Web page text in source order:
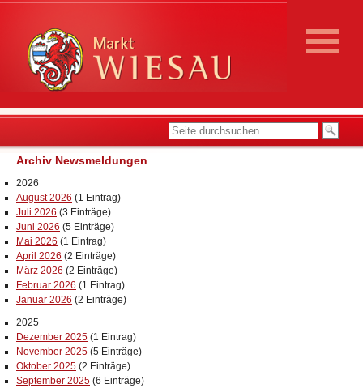
Archiv Newsmeldungen
2026
August 2026 (1 Eintrag)
Juli 2026 (3 Einträge)
Juni 2026 (5 Einträge)
Mai 2026 (1 Eintrag)
April 2026 (2 Einträge)
März 2026 (2 Einträge)
Februar 2026 (1 Eintrag)
Januar 2026 (2 Einträge)
2025
Dezember 2025 (1 Eintrag)
November 2025 (5 Einträge)
Oktober 2025 (2 Einträge)
September 2025 (6 Einträge)